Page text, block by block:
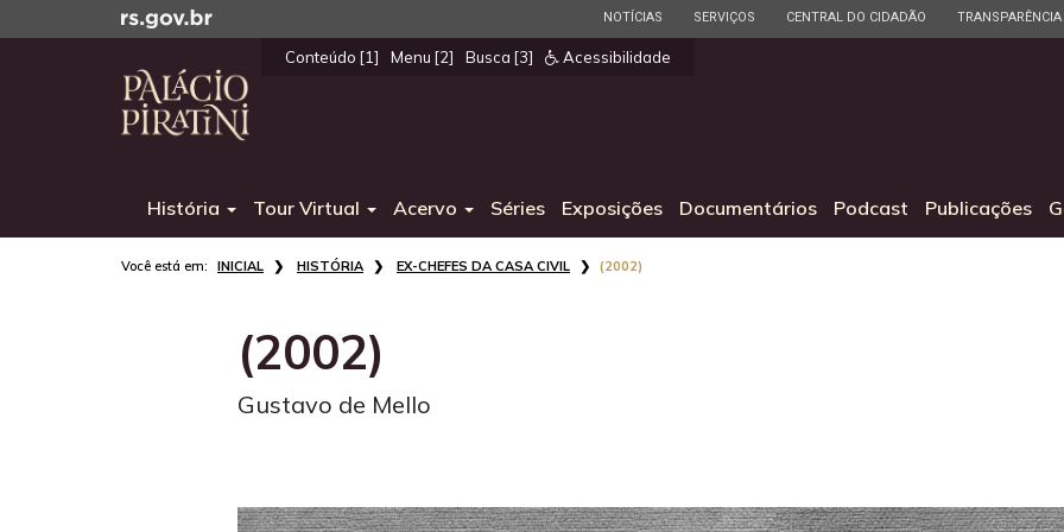
para
Ir
ESTADO
NOTÍCIAS ESTADO
SERVIÇOS ESTADO
CENTRAL DO CIDADÃO ESTADO
TRANSPARÊNCIA
Conteúdo [1] Menu [2] Busca [3] Acessibilidade
História Tour Virtual Acervo Séries Exposições Documentários Podcast Publicações
INICIAL HISTÓRIA EX-CHEFES DA CASA CIVIL (2002)
(2002)
Gustavo de Mello